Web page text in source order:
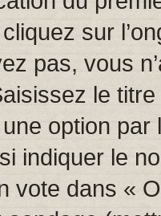
sur
pas, vous
le
option
indiquer le
vote dans «